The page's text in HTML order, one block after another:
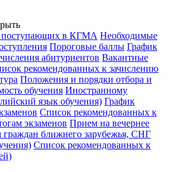
поступающих в КГМА Необходимые
Пороговые баллы График
абитуриентов Вакантные
рекомендованных к зачислению
Положения и порядки отбора и
обучения Иностранному
язык обучения) График
Список рекомендованных к
экзаменов Прием на вечернее
ближнего зарубежья, СНГ
Список рекомендованных к